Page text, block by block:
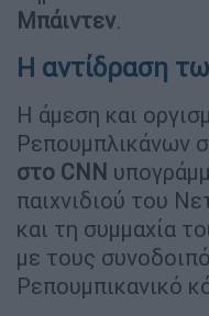
Μπάιντεν.
Η αντίδραση
Η άμεση και
Ρεπουμπλικάνων
στο CNN
παιχνιδιού του
και τη συμμαχία
με τους
Ρεπουμπικανικό